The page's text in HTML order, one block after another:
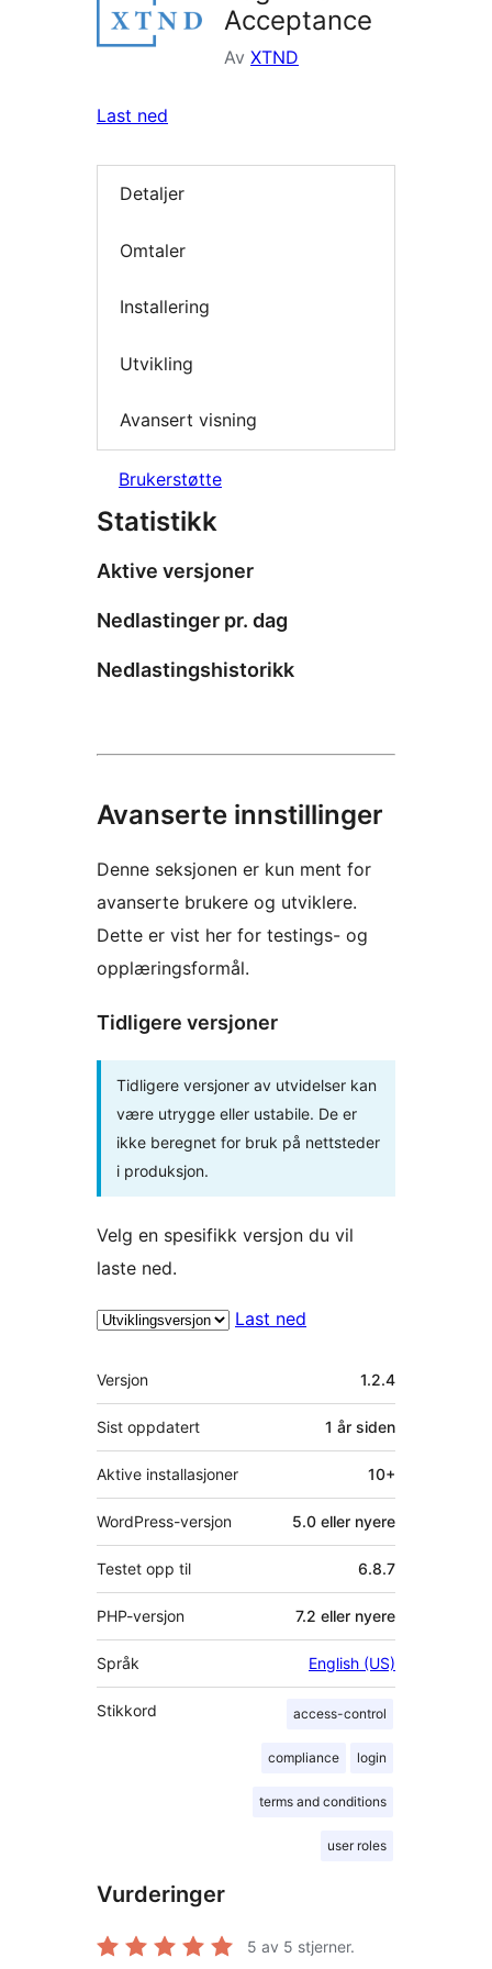
Acceptance
Av XTND
Last ned
Detaljer
Omtaler
Installering
Utvikling
Avansert visning
Brukerstøtte
Statistikk
Aktive versjoner
Nedlastinger pr. dag
Nedlastingshistorikk
Avanserte innstillinger
Denne seksjonen er kun ment for
avanserte brukere og utviklere.
Dette er vist her for testings- og
opplæringsformål.
Tidligere versjoner
Tidligere versjoner av utvidelser kan
være utrygge eller ustabile. De er
ikke beregnet for bruk på nettsteder
i produksjon.
Velg en spesifikk versjon du vil
laste ned.
Last ned
Meta
Versjon 1.2.4
Sist oppdatert 1 år siden
Aktive installasjoner 10+
WordPress-versjon 5.0 eller nyere
Testet opp til 6.8.7
PHP-versjon 7.2 eller nyere
Språk English (US)
Stikkord access-control
compliance login
terms and conditions
user roles
Vurderinger
5 av 5 stjerner.